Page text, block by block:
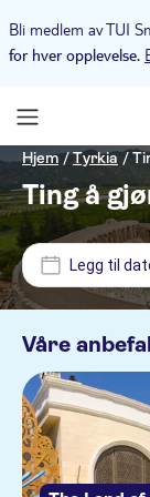
Bli medlem av TUI
for hver opplevelse.
Hjem /Tyrkia /
Ting å
Legg til
Våre
Min NOK
Aydinbey
Calista
Bellis Deluxe
TUI Blue
Rixos
Alternativer
Øyeblikkelig
Elektronisk
Guidet
Kategorier
Utflukter og
På
Kultur
Aktiviteter
Billetter og
English